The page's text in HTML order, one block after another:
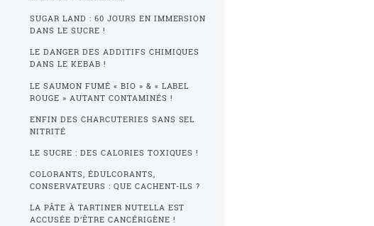
SUGAR LAND : 60 JOURS EN IMMERSION
DANS LE SUCRE !
LE DANGER DES ADDITIFS CHIMIQUES
DANS LE KEBAB !
LE SAUMON FUMÉ « BIO » & « LABEL
ROUGE » AUTANT CONTAMINÉS !
ENFIN DES CHARCUTERIES SANS SEL
NITRITÉ
LE SUCRE : DES CALORIES TOXIQUES !
COLORANTS, ÉDULCORANTS,
CONSERVATEURS : QUE CACHENT-ILS ?
LA PÂTE À TARTINER NUTELLA EST
ACCUSÉE D’ÊTRE CANCÉRIGÈNE !